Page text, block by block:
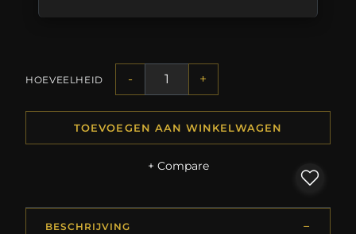
HOEVEELHEID - +
TOEVOEGEN AAN WINKELWAGEN
+ Compare
BESCHRIJVING